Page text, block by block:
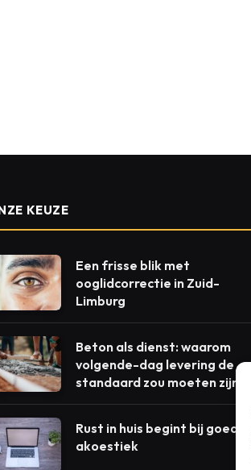
KEUZE
Een frisse blik met
ooglidcorrectie in Zuid-
Limburg
Beton als dienst: waarom
volgende-dag levering de
standaard zou moeten zijn
Rust in huis begint bij goede
akoestiek